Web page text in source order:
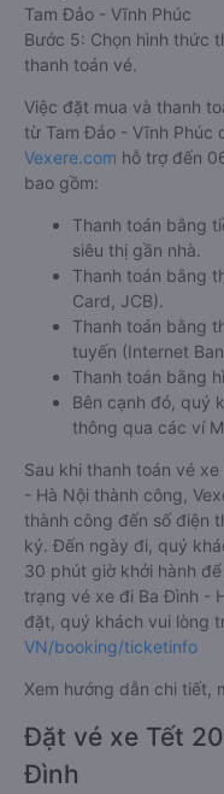
Tam Đảo - Vĩnh Phúc
Bước 5: Chọn hình thức
thanh toán vé.
Việc đặt mua và thanh
từ Tam Đảo - Vĩnh Phúc
Vexere.com hỗ trợ đến
bao gồm:
Thanh toán bằng
siêu thị gần nhà.
Thanh toán bằng
Card, JCB).
Thanh toán bằng
tuyến (Internet
Thanh toán bằng
Bên cạnh đó, quý
thông qua các ví
Sau khi thanh toán vé
- Hà Nội thành công,
thành công đến số điện
ký. Đến ngày đi, quý
30 phút giờ khởi hành
trạng vé xe đi Ba Đình -
đặt, quý khách vui lòng
VN/booking/ticketinfo
Xem hướng dẫn chi tiết,
Đặt vé xe Tết
Đình